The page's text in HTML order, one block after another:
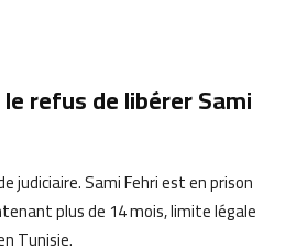
refus de libérer Sami
judiciaire. Sami Fehri est en prison
plus de 14 mois, limite légale
Tunisie.